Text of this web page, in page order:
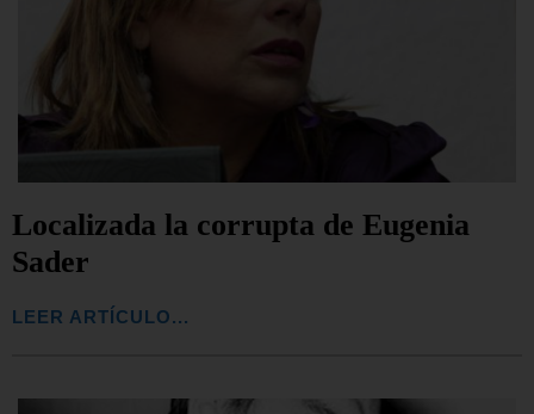
Localizada la corrupta de Eugenia
Sader
LEER ARTÍCULO...